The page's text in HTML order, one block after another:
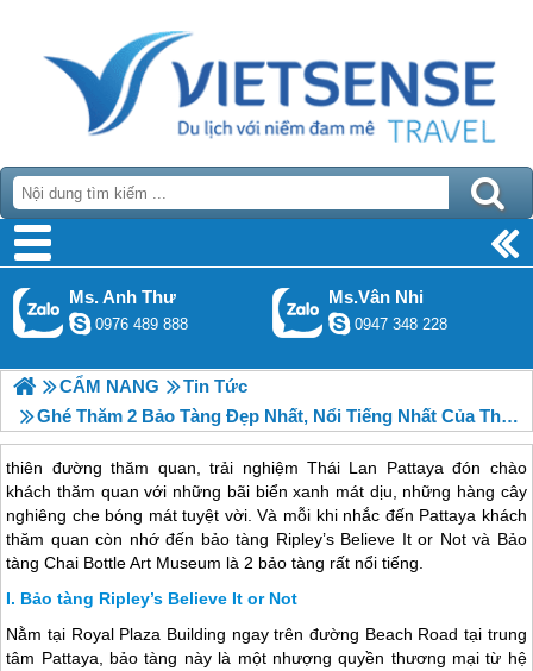
Ms. Anh Thư
0976 489 888
Ms.Vân Nhi
0947 348 228
CẨM NANG
Tin Tức
Ghé Thăm 2 Bảo Tàng Đẹp Nhất, Nổi Tiếng Nhất Của Thái Lan
thiên đường thăm quan, trải nghiệm Thái Lan Pattaya đón chào
khách thăm quan với những bãi biển xanh mát dịu, những hàng cây
nghiêng che bóng mát tuyệt vời. Và mỗi khi nhắc đến Pattaya khách
thăm quan còn nhớ đến bảo tàng Ripley’s Believe It or Not và Bảo
tàng Chai Bottle Art Museum là 2 bảo tàng rất nổi tiếng.
Bảo tàng Ripley’s Believe It or Not
Nằm tại Royal Plaza Building ngay trên đường Beach Road tại trung
tâm Pattaya, bảo tàng này là một nhượng quyền thương mại từ hệ